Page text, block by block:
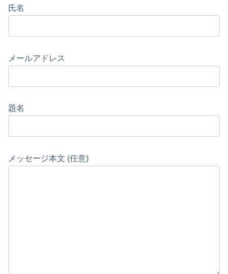
氏名
メールアドレス
題名
メッセージ本文 (任意)